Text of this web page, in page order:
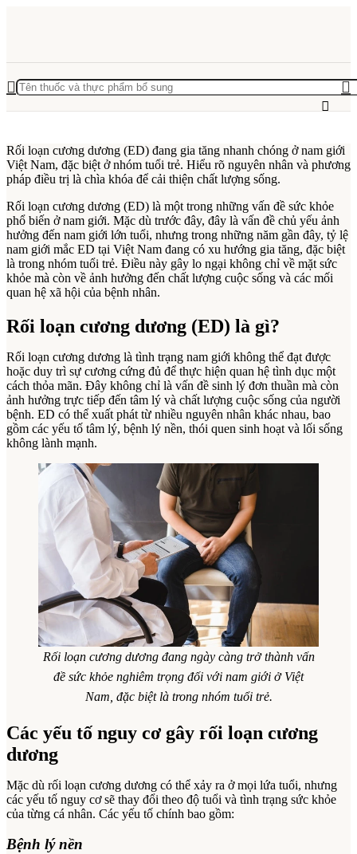
Rối loạn cương dương (ED) đang gia tăng nhanh chóng ở nam giới
Việt Nam, đặc biệt ở nhóm tuổi trẻ. Hiểu rõ nguyên nhân và phương
pháp điều trị là chìa khóa để cải thiện chất lượng sống.
Rối loạn cương dương (ED) là một trong những vấn đề sức khỏe
phổ biến ở nam giới. Mặc dù trước đây, đây là vấn đề chủ yếu ảnh
hưởng đến nam giới lớn tuổi, nhưng trong những năm gần đây, tỷ lệ
nam giới mắc ED tại Việt Nam đang có xu hướng gia tăng, đặc biệt
là trong nhóm tuổi trẻ. Điều này gây lo ngại không chỉ về mặt sức
khỏe mà còn về ảnh hưởng đến chất lượng cuộc sống và các mối
quan hệ xã hội của bệnh nhân.
Rối loạn cương dương (ED) là gì?
Rối loạn cương dương là tình trạng nam giới không thể đạt được
hoặc duy trì sự cương cứng đủ để thực hiện quan hệ tình dục một
cách thỏa mãn. Đây không chỉ là vấn đề sinh lý đơn thuần mà còn
ảnh hưởng trực tiếp đến tâm lý và chất lượng cuộc sống của người
bệnh. ED có thể xuất phát từ nhiều nguyên nhân khác nhau, bao
gồm các yếu tố tâm lý, bệnh lý nền, thói quen sinh hoạt và lối sống
không lành mạnh.
Rối loạn cương dương đang ngày càng trở thành vấn
đề sức khỏe nghiêm trọng đối với nam giới ở Việt
Nam, đặc biệt là trong nhóm tuổi trẻ.
Các yếu tố nguy cơ gây rối loạn cương
dương
Mặc dù rối loạn cương dương có thể xảy ra ở mọi lứa tuổi, nhưng
các yếu tố nguy cơ sẽ thay đổi theo độ tuổi và tình trạng sức khỏe
của từng cá nhân. Các yếu tố chính bao gồm:
Bệnh lý nền